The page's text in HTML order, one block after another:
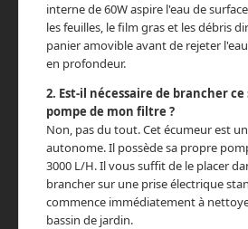
interne de 60W aspire l'eau de
les feuilles, le film gras et les débris
panier amovible avant de rejeter
en profondeur.
2. Est-il nécessaire de brancher
pompe de mon filtre ?
Non, pas du tout. Cet écumeur est
autonome. Il possède sa propre
3000 L/H. Il vous suffit de le placer
brancher sur une prise électrique
commence immédiatement à
bassin de jardin.